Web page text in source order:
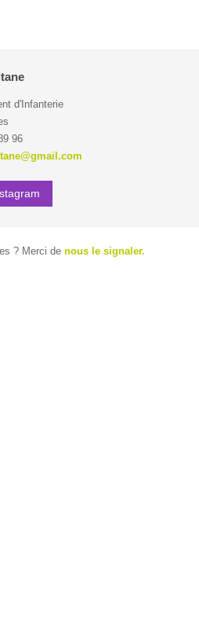
d'Infanterie
96
? Merci de nous le signaler.